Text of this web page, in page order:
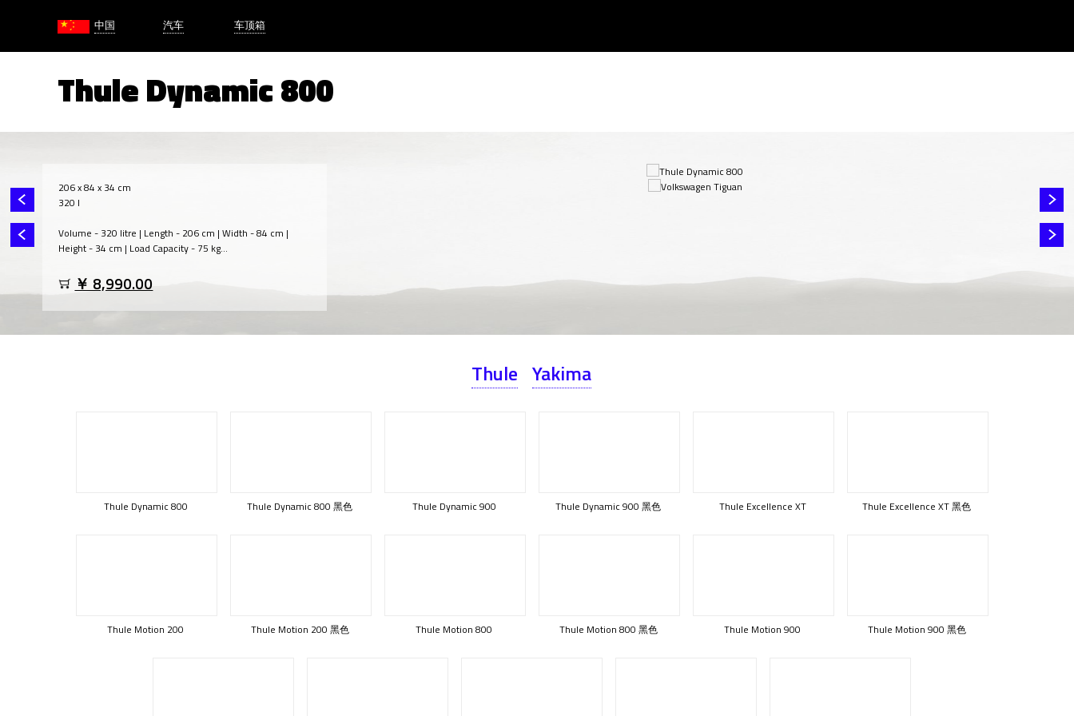
中国 汽车 车顶箱
Thule Dynamic 800
206 x 84 x 34 cm
320 l
Volume - 320 litre | Length - 206 cm | Width - 84 cm |
Height - 34 cm | Load Capacity - 75 kg...
￥ 8,990.00
Thule Yakima
Thule Dynamic 800 Thule Dynamic 800 黑色 Thule Dynamic 900 Thule Dynamic 900 黑色 Thule Excellence XT Thule Excellence XT 黑色
Thule Motion 200 Thule Motion 200 黑色 Thule Motion 800 Thule Motion 800 黑色 Thule Motion 900 Thule Motion 900 黑色